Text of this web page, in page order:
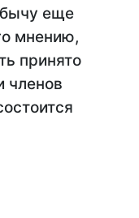
еще
мнению,
принято
членов